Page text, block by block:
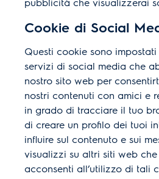
Cookie di Social
Questi cookie sono
servizi di social media che
nostro sito web per
nostri contenuti con amici e
in grado di tracciare il tuo
di creare un profilo dei tuoi
influire sul contenuto e sui
visualizzi su altri siti web che
acconsenti all’utilizzo di tali